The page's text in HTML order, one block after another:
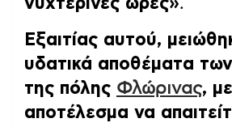
Εξαιτίας αυτού,
υδατικά αποθέματα
της πόλης Φλώρινας, με
αποτέλεσμα να